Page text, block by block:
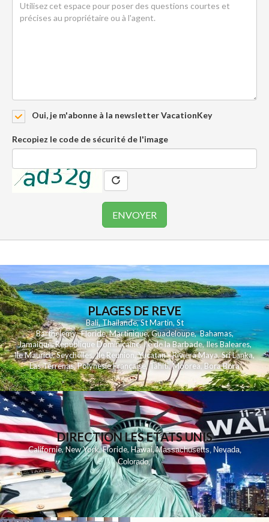
Oui, je m'abonne à la newsletter VacationKey
Recopiez le code de sécurité de l'image
PLAGES DE REVE
Bali,Thailande,St Martin,St
Barthelemy,Floride,Martinique,Guadeloupe,Bahamas,
Jamaique,Republique Dominicaine,Ile de la Barbade,Iles Baleares,
Ile Maurice,Seychelles,Ile Reunion,Yucatan - Riviera Maya,Sri Lanka,
Las Terrenas,Polynesie Française,Tahiti,Moorea, Bora Bora
DIRECTION LES ETATS UNIS
Californie,New York,Floride,Hawai,Massachusetts, Nevada,
Colorado,